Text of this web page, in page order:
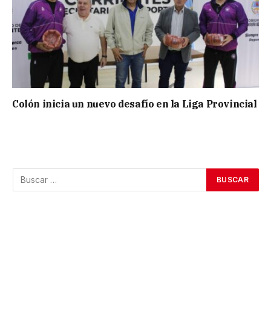
Colón inicia un nuevo desafío en la Liga Provincial